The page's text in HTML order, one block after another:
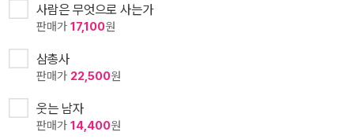
사람은 무엇으로 사는가
판매가 17,100원
삼총사
판매가 22,500원
웃는 남자
판매가 14,400원